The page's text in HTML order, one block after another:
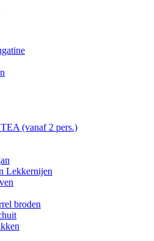
(vanaf 2 pers.)
Lekkernijen
broden